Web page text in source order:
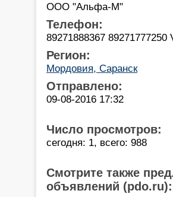
ООО "Альфа-М"
Телефон:
89271888367 89271777250
Регион:
Мордовия, Саранск
Отправлено:
09-08-2016 17:32
Число просмотров:
сегодня: 1, всего: 988
Смотрите также
объявлений (pdo.ru):